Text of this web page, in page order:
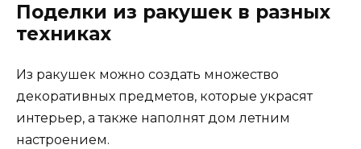
Поделки из ракушек в разных
техниках
Из ракушек можно создать множество
декоративных предметов, которые украсят
интерьер, а также наполнят дом летним
настроением.